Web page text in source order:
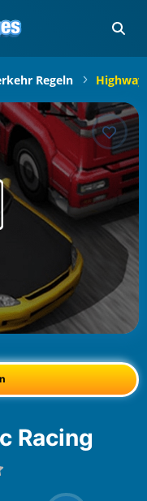
Regeln
Racing